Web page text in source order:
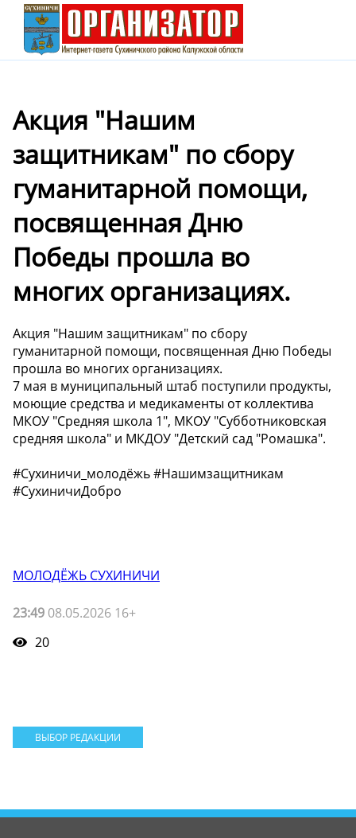
Акция "Нашим
защитникам" по сбору
гуманитарной помощи,
посвященная Дню
Победы прошла во
многих организациях.
Акция "Нашим защитникам" по сбору
гуманитарной помощи, посвященная Дню Победы
прошла во многих организациях.
7 мая в муниципальный штаб поступили продукты,
моющие средства и медикаменты от коллектива
МКОУ "Средняя школа 1", МКОУ "Субботниковская
средняя школа" и МКДОУ "Детский сад "Ромашка".
#Сухиничи_молодёжь #Нашимзащитникам
#СухиничиДобро
МОЛОДЁЖЬ СУХИНИЧИ
23:49 08.05.2026 16+
20
ВЫБОР РЕДАКЦИИ